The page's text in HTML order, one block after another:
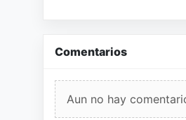
Comentarios
Aun no hay